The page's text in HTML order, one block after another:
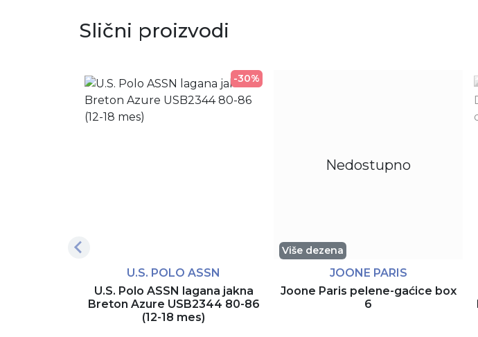
Slični proizvodi
-30%
U.S. POLO ASSN
U.S. Polo ASSN lagana jakna
Breton Azure USB2344 80-86
(12-18 mes)
Nedostupno
Više dezena
JOONE PARIS
Joone Paris pelene-gaćice box
6